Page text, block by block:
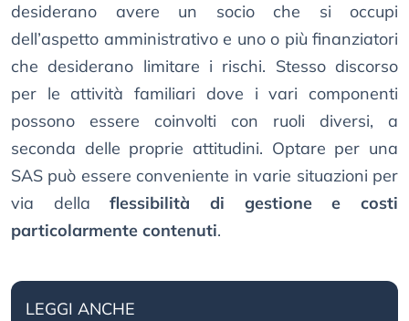
desiderano avere un socio che si occupi
dell’aspetto amministrativo e uno o più finanziatori
che desiderano limitare i rischi. Stesso discorso
per le attività familiari dove i vari componenti
possono essere coinvolti con ruoli diversi, a
seconda delle proprie attitudini. Optare per una
SAS può essere conveniente in varie situazioni per
via dellaflessibilità di gestione e costi
particolarmente contenuti.
LEGGI ANCHE